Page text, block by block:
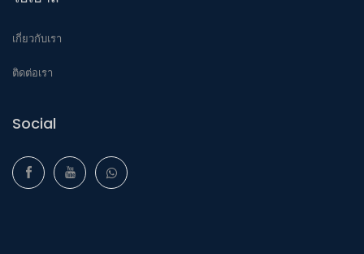
เกี่ยวกับเรา
ติดต่อเรา
Social